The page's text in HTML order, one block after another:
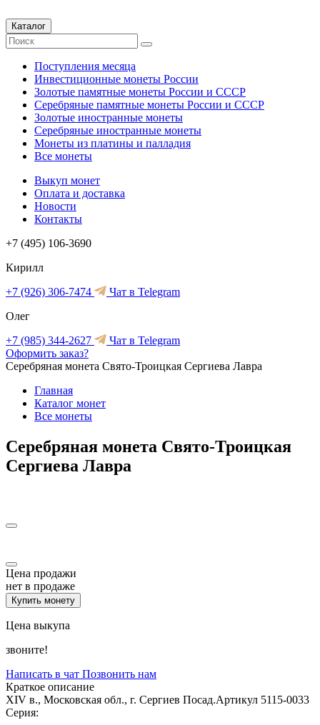
Каталог
Поступления месяца
Инвестиционные монеты России
Золотые памятные монеты России и СССР
Серебряные памятные монеты России и СССР
Золотые иностранные монеты
Серебряные иностранные монеты
Монеты из платины и палладия
Все монеты
Выкуп монет
Оплата и доставка
Новости
Контакты
+7 (495) 106-3690
Кирилл
+7 (926) 306-7474
Чат в Telegram
Олег
+7 (985) 344-2627
Чат в Telegram
Оформить заказ?
Серебряная монета Свято-Троицкая Сергиева Лавра
Главная
Каталог монет
Все монеты
Серебряная монета Свято-Троицкая
Сергиева Лавра
Цена продажи
нет в продаже
Купить монету
Цена выкупа
звоните!
Написать в чат Позвонить нам
Краткое описание
XIV в., Московская обл., г. Сергиев Посад.Артикул 5115-0033
Серия: